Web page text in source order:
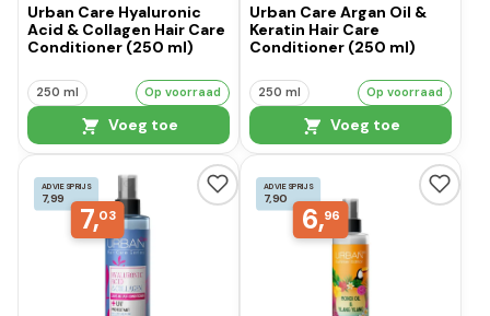
Urban Care Hyaluronic
Acid & Collagen Hair Care
Conditioner (250 ml)
250 ml Op voorraad
Voeg toe
Urban Care Argan Oil &
Keratin Hair Care
Conditioner (250 ml)
250 ml Op voorraad
Voeg toe
ADVIESPRIJS
7,99
7,03
ADVIESPRIJS
7,90
6,96